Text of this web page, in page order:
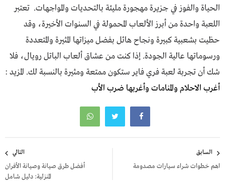
الحياة والفوز في جزيرة مهجورة مليئة بالتحديات والمواجهات. تعتبر
اللعبة واحدة من أبرز الألعاب المحمولة في السنوات الأخيرة، وقد
حظيت بشعبية كبيرة ونجاح هائل بفضل ميزاتها المثيرة والمتعددة
ورسوماتها عالية الجودة. إذا كنت من عشاق ألعاب الباتل رويال، فلا
شك أن تجربة لعبة فري فاير ستكون ممتعة ومثيرة بالنسبة لك. المزيد :
أغرب الاحلام والمنامات وأغربها ضرب الأب
المقالات
السابق
اهم خطوات شراء سيارات مصدومة
التالي
أفضل طرق صيانة وصيانة الأفران
المنزلية: دليل شامل